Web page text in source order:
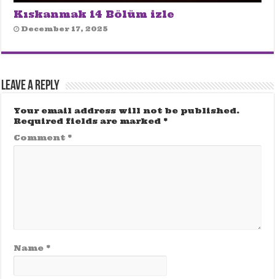
Kıskanmak 14 Bölüm izle
December 17, 2025
Leave a Reply
Your email address will not be published.
Required fields are marked *
Comment *
Name *